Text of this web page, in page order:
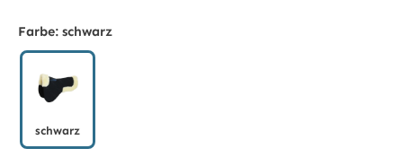
Farbe: schwarz
schwarz